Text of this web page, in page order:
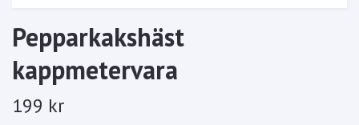
Pepparkakshäst
kappmetervara
199 kr